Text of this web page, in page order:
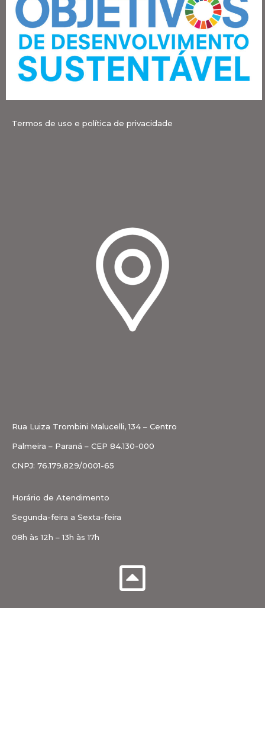
Termos de uso e política de privacidade
Rua Luiza Trombini Malucelli, 134 – Centro
Palmeira – Paraná – CEP 84.130-000
CNPJ: 76.179.829/0001-65
Horário de Atendimento
Segunda-feira a Sexta-feira
08h às 12h – 13h às 17h